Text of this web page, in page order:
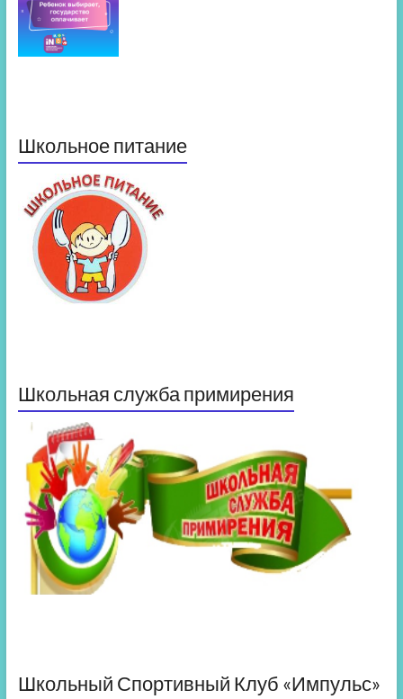
Школьное питание
Школьная служба примирения
Школьный Спортивный Клуб «Импульс»